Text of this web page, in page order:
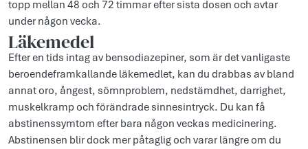
topp mellan 48 och 72 timmar efter sista dosen och avtar
under någon vecka.
Läkemedel
Efter en tids intag av bensodiazepiner, som är det vanligaste
beroendeframkallande läkemedlet, kan du drabbas av bland
annat oro, ångest, sömnproblem, nedstämdhet, darrighet,
muskelkramp och förändrade sinnesintryck. Du kan få
abstinenssymtom efter bara någon veckas medicinering.
Abstinensen blir dock mer påtaglig och varar längre om du